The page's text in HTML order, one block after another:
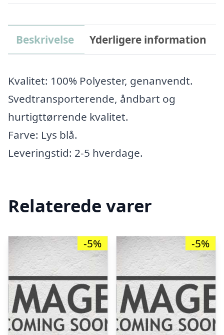
Beskrivelse Yderligere information
Kvalitet: 100% Polyester, genanvendt.
Svedtransporterende, åndbart og
hurtigttørrende kvalitet.
Farve: Lys blå.
Leveringstid: 2-5 hverdage.
Relaterede varer
-5% -5%